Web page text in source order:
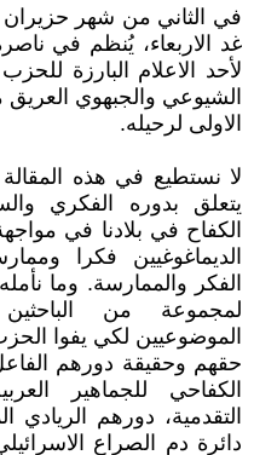
في الثاني من شهر حزيران
غد الاربعاء، يُنظم في
لأحد الاعلام البارزة
الشيوعي والجبهوي العريق
الاولى لرحيله.
لا نستطيع في هذه
يتعلق بدوره الفكري
الكفاح في بلادنا في
الديماغوغيين فكرا
الفكر والممارسة. وما
لمجموعة من
الموضوعيين لكي يفوا
حقهم وحقيقة دورهم
الكفاحي للجماهير
التقدمية، دورهم
دائرة دم الصراع